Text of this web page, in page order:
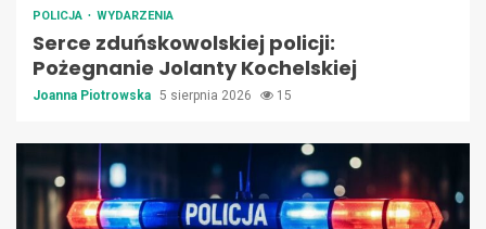
POLICJA WYDARZENIA
Serce zduńskowolskiej policji:
Pożegnanie Jolanty Kochelskiej
Joanna Piotrowska 5 sierpnia 2026 15